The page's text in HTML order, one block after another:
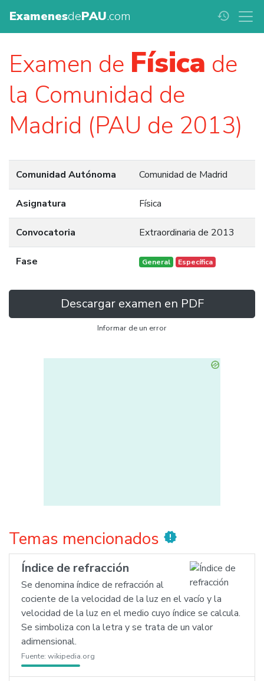
ExamenesdePAU.com history
Examen de Física de
la Comunidad de
Madrid (PAU de 2013)
Comunidad Autónoma Comunidad de Madrid
Asignatura Física
Convocatoria Extraordinaria de 2013
Fase General Específica
Descargar examen en PDF
Informar de un error
Temas mencionados new_releases
Índice de refracción
Se denomina índice de refracción al
cociente de la velocidad de la luz en el vacío y la
velocidad de la luz en el medio cuyo índice se calcula.
Se simboliza con la letra y se trata de un valor
adimensional.
Fuente: wikipedia.org